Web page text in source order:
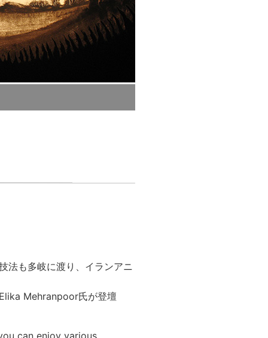
法も多岐に渡り、イランアニ
Mehranpoor氏が登壇
can enjoy various